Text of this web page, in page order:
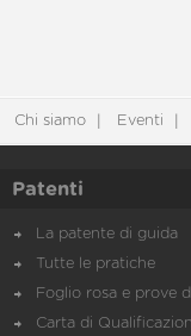
Chi siamo Eventi
Patenti
La patente di guida
Tutte le pratiche
Foglio rosa e prove
Carta di